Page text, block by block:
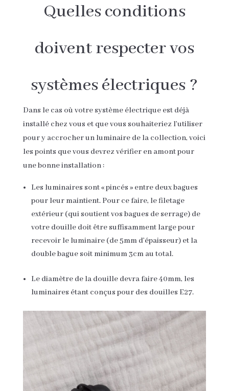
Quelles conditions
doivent respecter vos
systèmes électriques ?
Dans le cas où votre système électrique est déjà
installé chez vous et que vous souhaiteriez l’utiliser
pour y accrocher un luminaire de la collection, voici
les points que vous devrez vérifier en amont pour
une bonne installation :
Les luminaires sont « pincés » entre deux bagues
pour leur maintient. Pour ce faire, le filetage
extérieur (qui soutient vos bagues de serrage) de
votre douille doit être suffisamment large pour
recevoir le luminaire (de 5mm d’épaisseur) et la
double bague soit minimum 3cm au total.
Le diamètre de la douille devra faire 40mm, les
luminaires étant conçus pour des douilles E27.